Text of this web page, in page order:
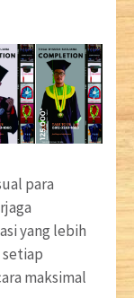
para
yang lebih
setiap
maksimal